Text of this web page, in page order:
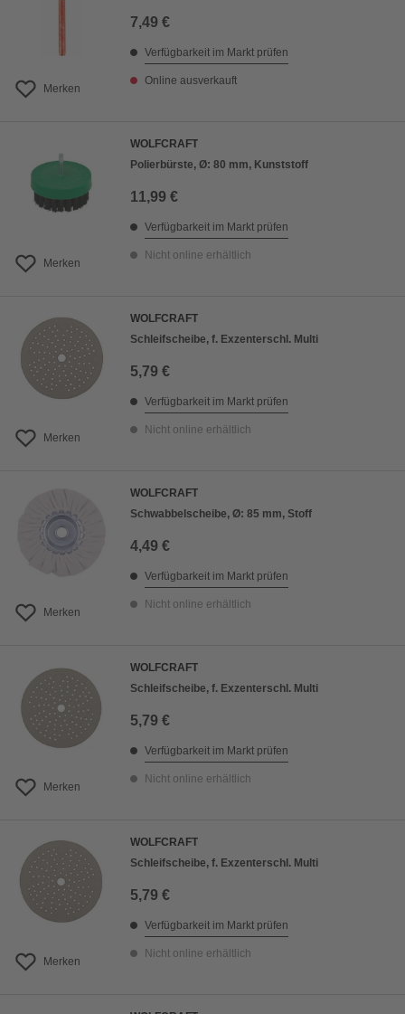
Merken
7,49 €
Verfügbarkeit im Markt prüfen
Online ausverkauft
Merken
WOLFCRAFT
Polierbürste, Ø: 80 mm, Kunststoff
11,99 €
Verfügbarkeit im Markt prüfen
Nicht online erhältlich
Merken
WOLFCRAFT
Schleifscheibe, f. Exzenterschl. Multi
5,79 €
Verfügbarkeit im Markt prüfen
Nicht online erhältlich
Merken
WOLFCRAFT
Schwabbelscheibe, Ø: 85 mm, Stoff
4,49 €
Verfügbarkeit im Markt prüfen
Nicht online erhältlich
Merken
WOLFCRAFT
Schleifscheibe, f. Exzenterschl. Multi
5,79 €
Verfügbarkeit im Markt prüfen
Nicht online erhältlich
Merken
WOLFCRAFT
Schleifscheibe, f. Exzenterschl. Multi
5,79 €
Verfügbarkeit im Markt prüfen
Nicht online erhältlich